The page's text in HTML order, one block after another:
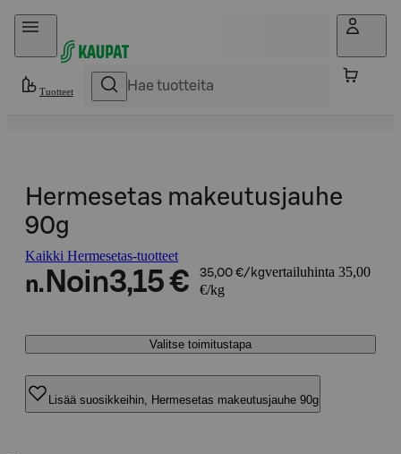
Hyppää sisältöön
Tuotteet
Hermesetas makeutusjauhe
90g
Kaikki Hermesetas-tuotteet
n. Noin3,15 € 35,00 €/kgvertailuhinta 35,00
€/kg
Valitse toimitustapa
Lisää suosikkeihin, Hermesetas makeutusjauhe 90g